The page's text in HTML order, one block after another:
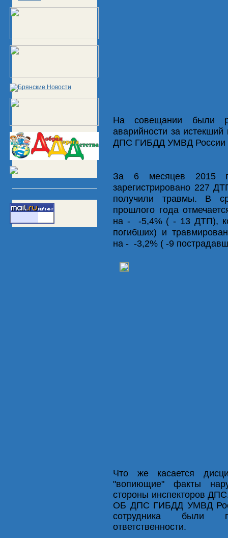
На совещании были
аварийности за
ДПС ГИБДД УМВД России
За 6 месяцев 2015
зарегистрировано 227
получили травмы. В
прошлого года
на - -5,4% ( - 13 ДТП),
погибших) и
на - -3,2% ( -9
Что же касается
"вопиющие" факты
стороны инспекторов
ОБ ДПС ГИБДД УМВД
сотрудника были
ответственности.